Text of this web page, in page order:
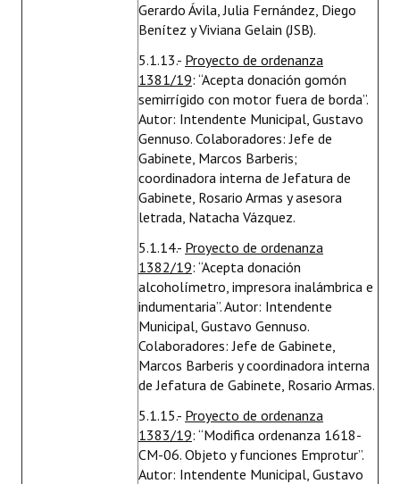
Gerardo Ávila, Julia Fernández, Diego
Benítez y Viviana Gelain (JSB).
5.1.13.- Proyecto de ordenanza
1381/19: “Acepta donación gomón
semirrígido con motor fuera de borda”.
Autor: Intendente Municipal, Gustavo
Gennuso. Colaboradores: Jefe de
Gabinete, Marcos Barberis;
coordinadora interna de Jefatura de
Gabinete, Rosario Armas y asesora
letrada, Natacha Vázquez.
5.1.14.- Proyecto de ordenanza
1382/19: “Acepta donación
alcoholímetro, impresora inalámbrica e
indumentaria”. Autor: Intendente
Municipal, Gustavo Gennuso.
Colaboradores: Jefe de Gabinete,
Marcos Barberis y coordinadora interna
de Jefatura de Gabinete, Rosario Armas.
5.1.15.- Proyecto de ordenanza
1383/19: “Modifica ordenanza 1618-
CM-06. Objeto y funciones Emprotur”.
Autor: Intendente Municipal, Gustavo